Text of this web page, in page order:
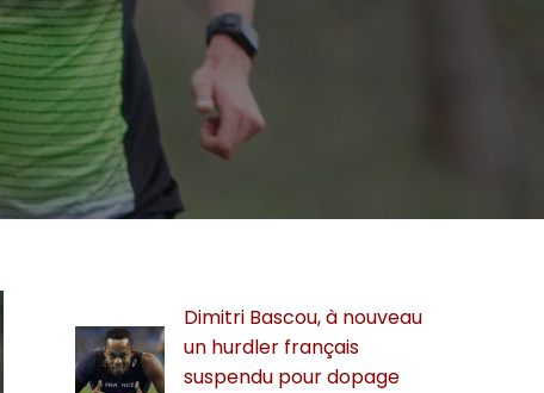
Dimitri Bascou, à nouveau
un hurdler français
suspendu pour dopage